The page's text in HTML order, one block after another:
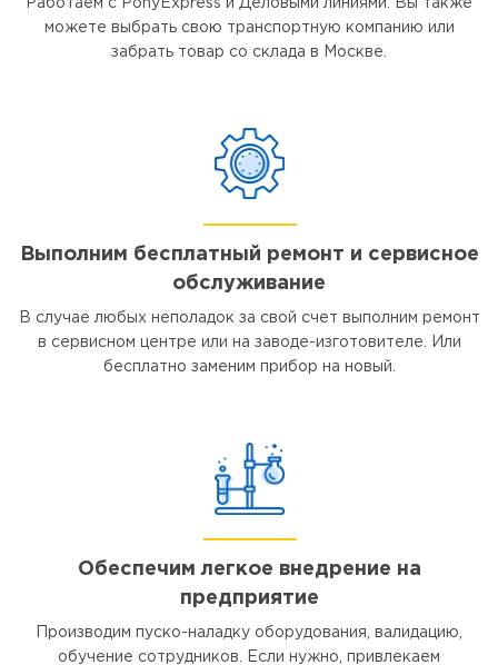
Работаем с PonyExpress и Деловыми линиями. Вы также
можете выбрать свою транспортную компанию или
забрать товар со склада в Москве.
Выполним бесплатный ремонт и сервисное
обслуживание
В случае любых неполадок за свой счет выполним ремонт
в сервисном центре или на заводе-изготовителе. Или
бесплатно заменим прибор на новый.
Обеспечим легкое внедрение на
предприятие
Производим пуско-наладку оборудования, валидацию,
обучение сотрудников. Если нужно, привлекаем